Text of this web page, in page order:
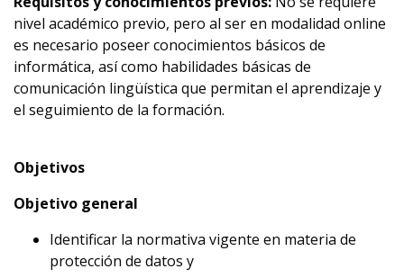
nivel académico previo, pero al ser en modalidad online
es necesario poseer conocimientos básicos de
informática, así como habilidades básicas de
comunicación lingüística que permitan el aprendizaje y
el seguimiento de la formación.
Objetivos
Objetivo general
Identificar la normativa vigente en materia de
protección de datos y